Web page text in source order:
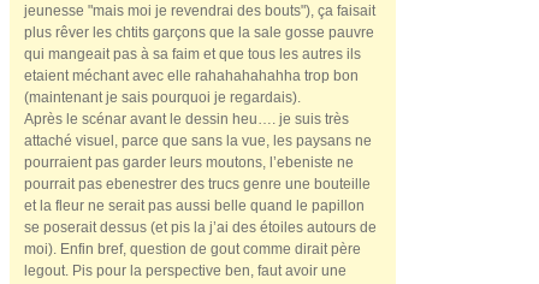
jeunesse "mais moi je revendrai des bouts"), ça faisait
plus rêver les chtits garçons que la sale gosse pauvre
qui mangeait pas à sa faim et que tous les autres ils
etaient méchant avec elle rahahahahahha trop bon
(maintenant je sais pourquoi je regardais).
Après le scénar avant le dessin heu…. je suis très
attaché visuel, parce que sans la vue, les paysans ne
pourraient pas garder leurs moutons, l’ebeniste ne
pourrait pas ebenestrer des trucs genre une bouteille
et la fleur ne serait pas aussi belle quand le papillon
se poserait dessus (et pis la j’ai des étoiles autours de
moi). Enfin bref, question de gout comme dirait père
legout. Pis pour la perspective ben, faut avoir une